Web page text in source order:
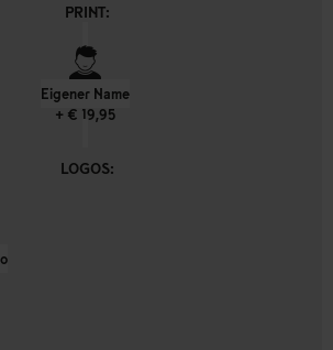
PRINT:
Eigener Name
+ € 19,95
LOGOS: